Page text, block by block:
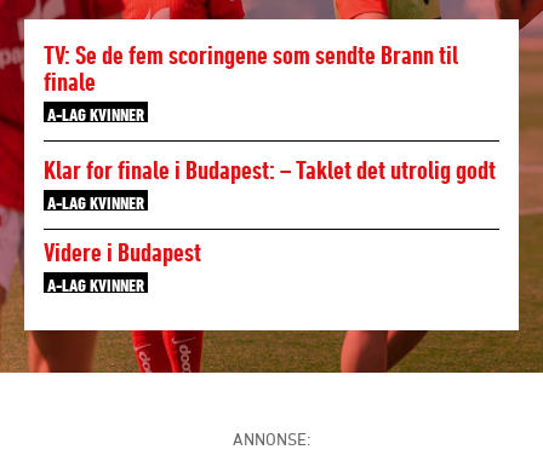
TV: Se de fem scoringene som sendte Brann til
finale
A-LAG KVINNER
Klar for finale i Budapest: – Taklet det utrolig godt
A-LAG KVINNER
Videre i Budapest
A-LAG KVINNER
ANNONSE: